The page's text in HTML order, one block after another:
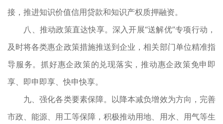
接，推进知识价值信用贷款和知识产权质押融资。
八、推动政策直达快享。深入开展“送解优”专项行动，
及时将各类惠企政策措施推送到企业，相关部门单位精准指
导服务。抓好惠企政策的兑现落实，推动惠企政策免申即
享、即申即享、快申快享。
九、强化各类要素保障。以降本减负增效为方向，完善
市政、能源、用工等保障，积极推动用地、用水、用气等生